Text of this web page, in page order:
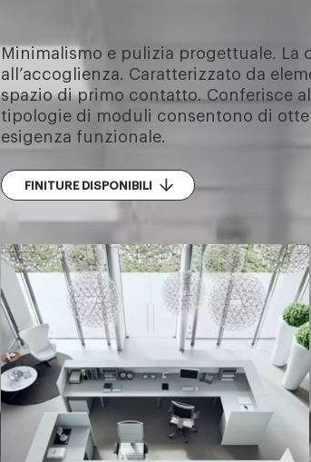
Minimalismo e pulizia progettuale. La
all’accoglienza. Caratterizzato da
spazio di primo contatto. Conferisce
tipologie di moduli consentono di
esigenza funzionale.
FINITURE DISPONIBILI